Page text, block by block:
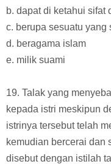
b. dapat di ketahui sifat
c. berupa sesuatu yang
d. beragama islam
e. milik suami
19. Talak yang
kepada istri meskipun
istrinya tersebut telah
kemudian bercerai dan
disebut dengan istilah